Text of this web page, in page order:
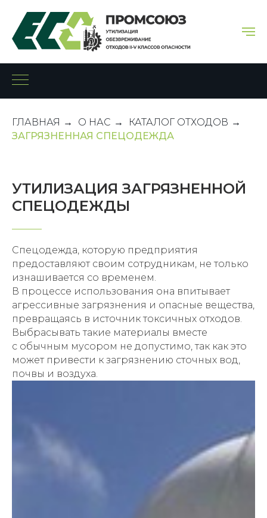
ГЛАВНАЯ → О НАС → КАТАЛОГ ОТХОДОВ →
ЗАГРЯЗНЕННАЯ СПЕЦОДЕЖДА
УТИЛИЗАЦИЯ ЗАГРЯЗНЕННОЙ
СПЕЦОДЕЖДЫ
Спецодежда, которую предприятия
предоставляют своим сотрудникам, не только
изнашивается со временем.
В процессе использования она впитывает
агрессивные загрязнения и опасные вещества,
превращаясь в источник токсичных отходов.
Выбрасывать такие материалы вместе
с обычным мусором не допустимо, так как это
может привести к загрязнению сточных вод,
почвы и воздуха.